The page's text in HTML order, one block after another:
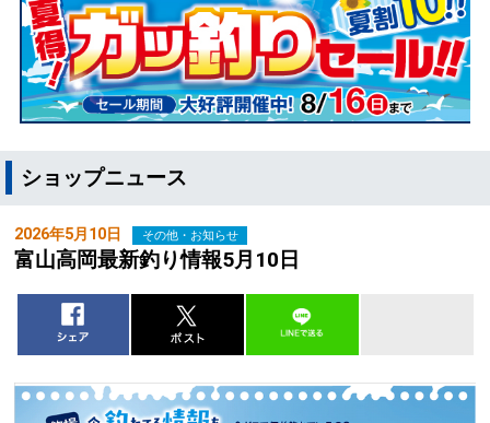
ショップニュース
2026年5月10日 その他・お知らせ
富山高岡最新釣り情報5月10日